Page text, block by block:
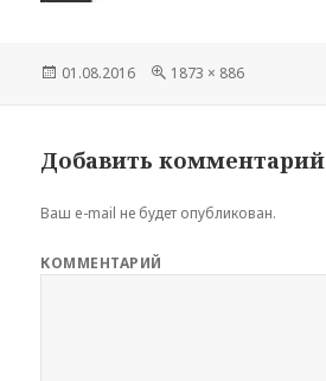
Опубликовано
01.08.2016
Полный
1873 × 886
Добавить комментарий
Ваш e-mail не будет опубликован.
КОММЕНТАРИЙ